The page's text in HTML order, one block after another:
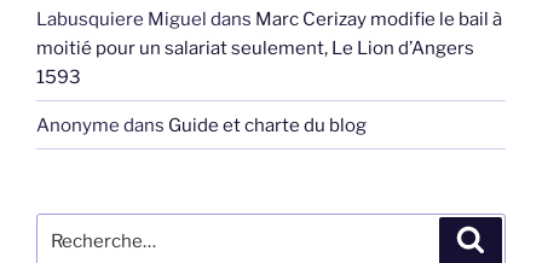
Labusquiere Miguel dans Marc Cerizay modifie le bail à
moitié pour un salariat seulement, Le Lion d’Angers
1593
Anonyme dans Guide et charte du blog
pour